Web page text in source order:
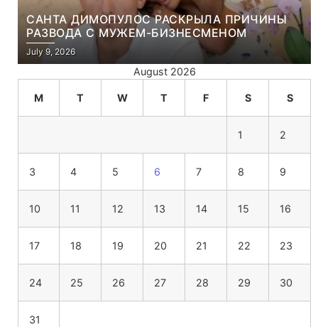
САНТА ДИМОПУЛОС РАСКРЫЛА ПРИЧИНЫ
РАЗВОДА С МУЖЕМ-БИЗНЕСМЕНОМ
July 9, 2026
August 2026
M T W T F S S
1 2
3 4 5 6 7 8 9
10 11 12 13 14 15 16
17 18 19 20 21 22 23
24 25 26 27 28 29 30
31